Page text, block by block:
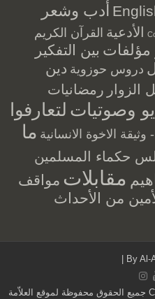
أدب وشعر
الأدعية القرآن الكريم
بين التفكير
دروس حوزوية دين
الزوار رمضانيات
وصوتيات لتعارفوا
وثيقة الاخوة الانسانية ما
حكماء المسلمين
مقابلات مواقف
من الأحداث
By Al-
|
© Copyright 2026, All Rights Reserved جميع الحقوق محفوظة لموقع العلاّمة